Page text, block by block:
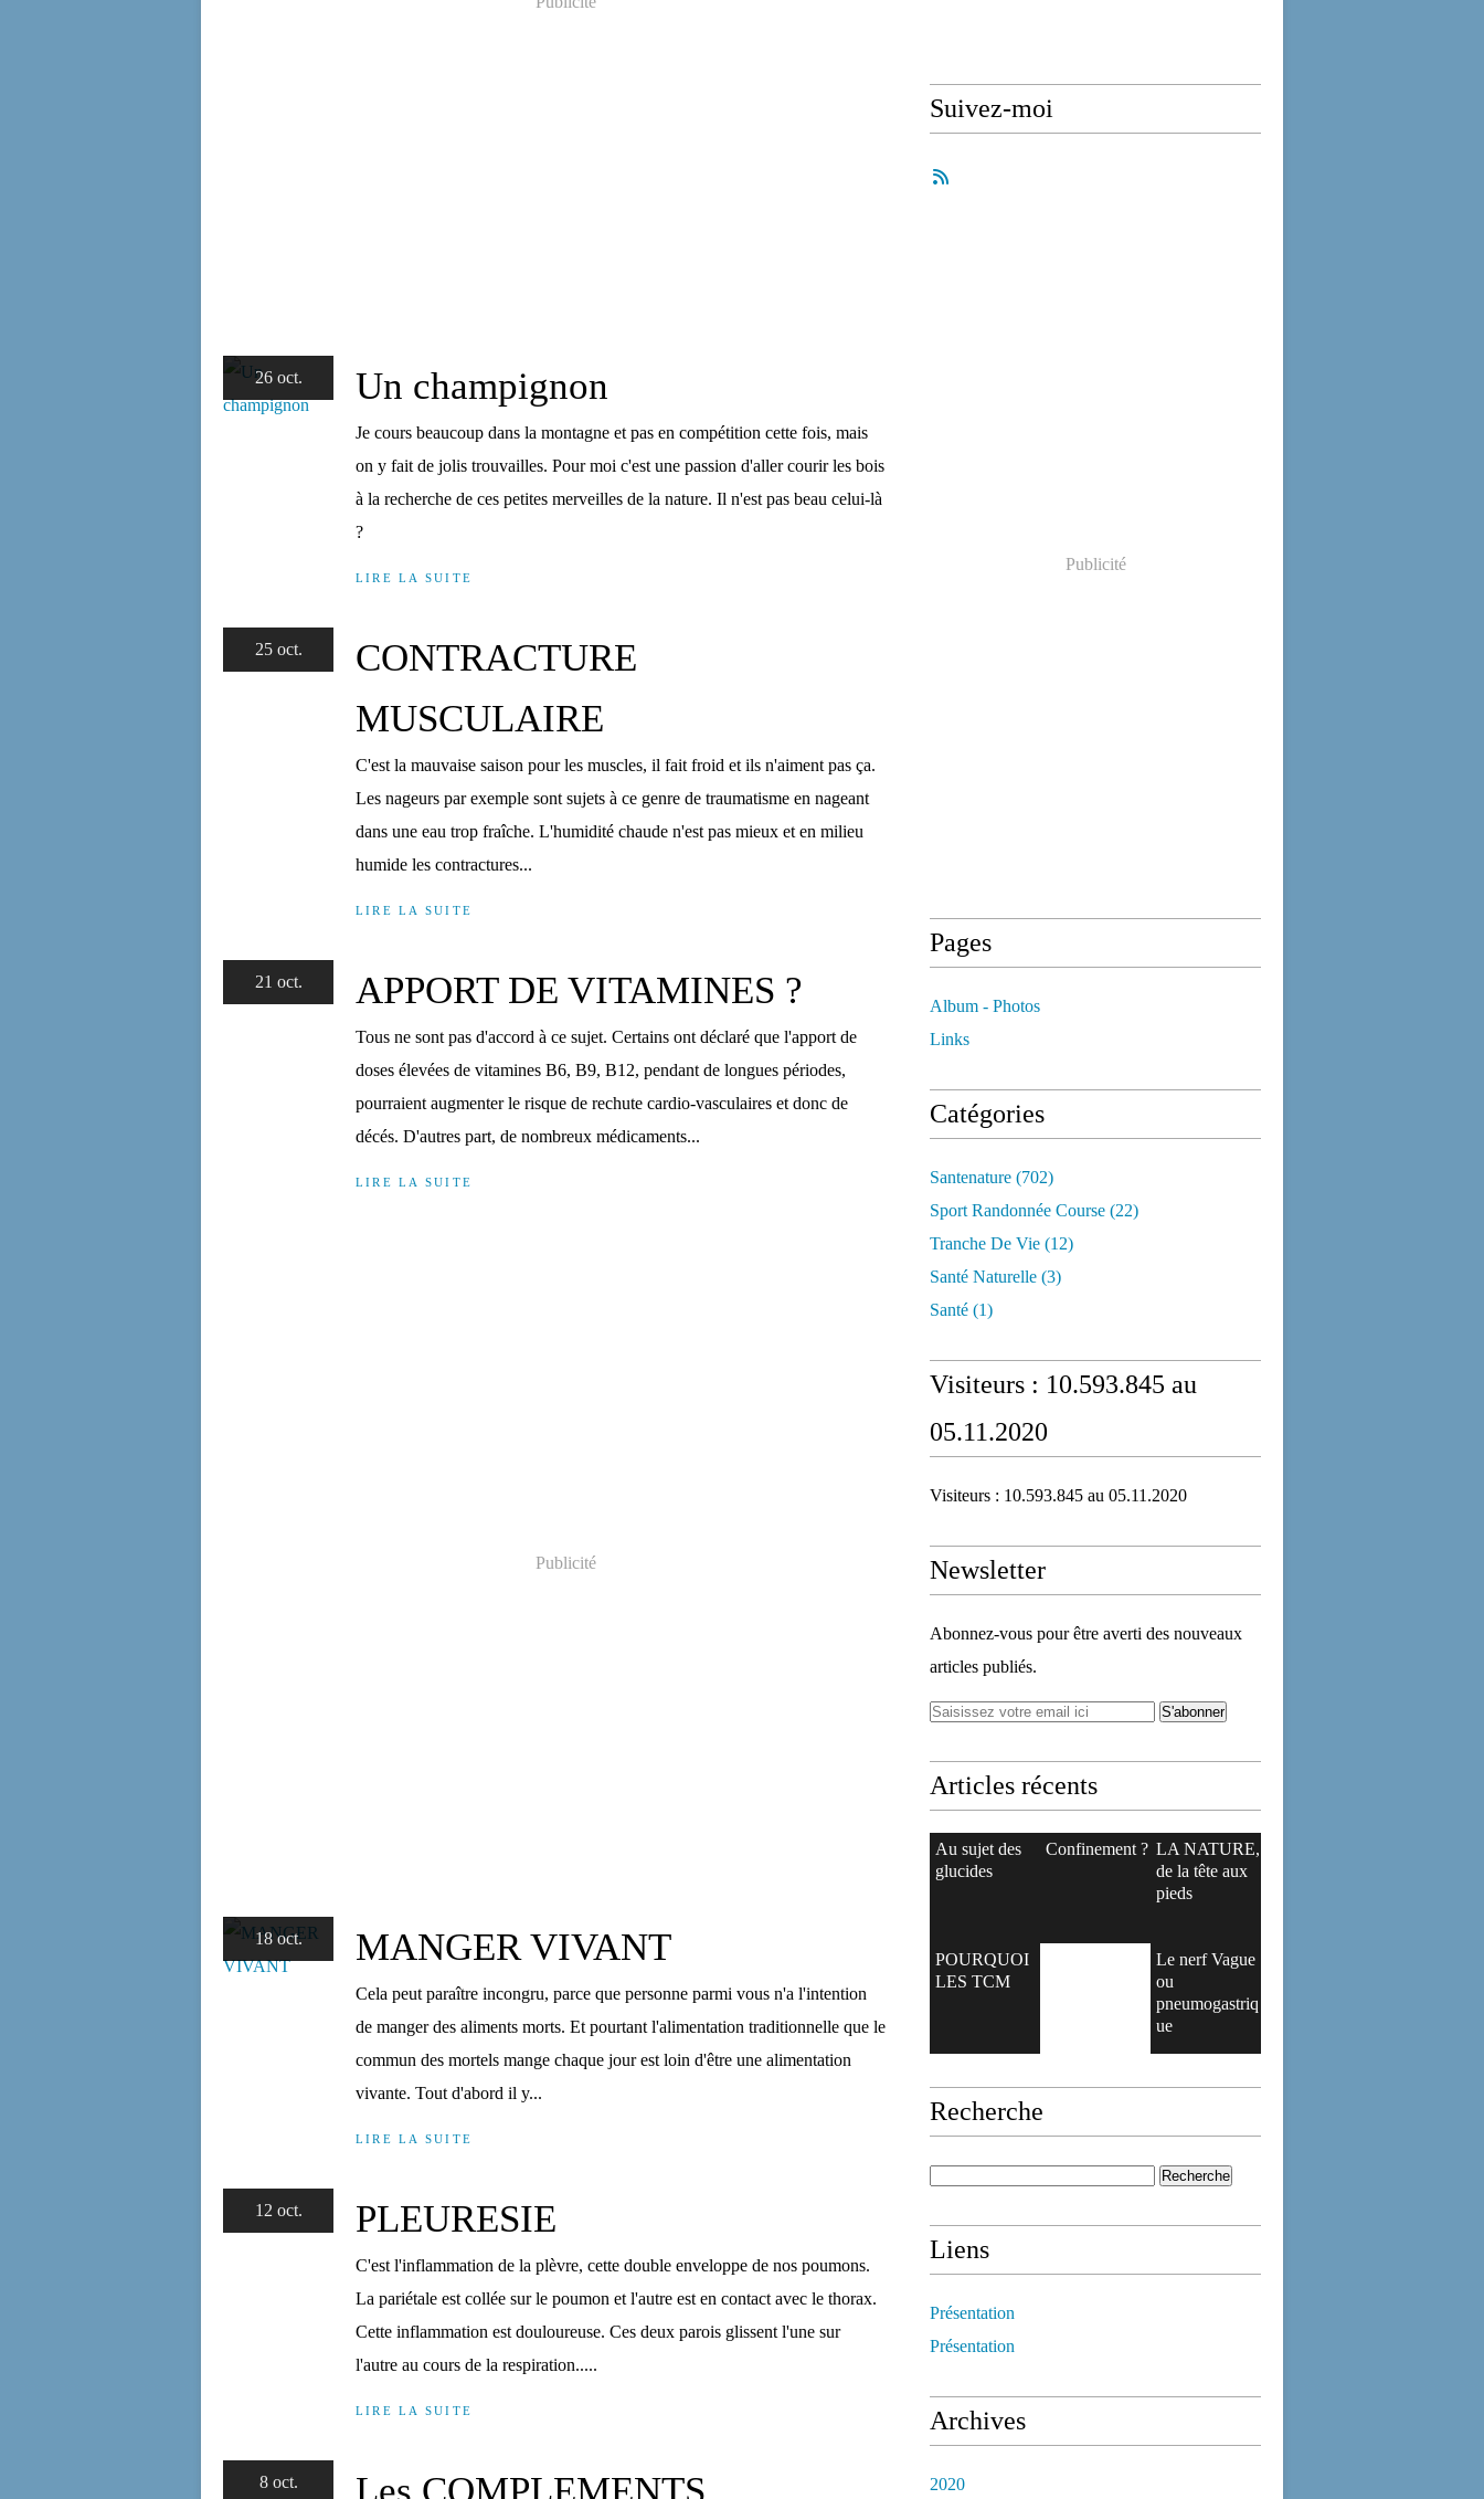
26 oct. Un champignon
Je cours beaucoup dans la montagne et pas en compétition cette fois, mais
on y fait de jolis trouvailles. Pour moi c'est une passion d'aller courir les bois
à la recherche de ces petites merveilles de la nature. Il n'est pas beau celui-là
?
LIRE LA SUITE
25 oct.
CONTRACTURE
MUSCULAIRE
C'est la mauvaise saison pour les muscles, il fait froid et ils n'aiment pas ça.
Les nageurs par exemple sont sujets à ce genre de traumatisme en nageant
dans une eau trop fraîche. L'humidité chaude n'est pas mieux et en milieu
humide les contractures...
LIRE LA SUITE
21 oct. APPORT DE VITAMINES ?
Tous ne sont pas d'accord à ce sujet. Certains ont déclaré que l'apport de
doses élevées de vitamines B6, B9, B12, pendant de longues périodes,
pourraient augmenter le risque de rechute cardio-vasculaires et donc de
décés. D'autres part, de nombreux médicaments...
LIRE LA SUITE
Publicité
18 oct. MANGER VIVANT
Cela peut paraître incongru, parce que personne parmi vous n'a l'intention
de manger des aliments morts. Et pourtant l'alimentation traditionnelle que le
commun des mortels mange chaque jour est loin d'être une alimentation
vivante. Tout d'abord il y...
LIRE LA SUITE
12 oct. PLEURESIE
C'est l'inflammation de la plèvre, cette double enveloppe de nos poumons.
La pariétale est collée sur le poumon et l'autre est en contact avec le thorax.
Cette inflammation est douloureuse. Ces deux parois glissent l'une sur
l'autre au cours de la respiration.....
LIRE LA SUITE
8 oct.
Suivez-moi
Publicité
Pages
Album - Photos
Links
Catégories
Santenature (702)
Sport Randonnée Course (22)
Tranche De Vie (12)
Santé Naturelle (3)
Santé (1)
Visiteurs : 10.593.845 au
05.11.2020
Visiteurs : 10.593.845 au 05.11.2020
Newsletter
Abonnez-vous pour être averti des nouveaux
articles publiés.
Articles récents
Au sujet des
glucides
Confinement ? LA NATURE,
de la tête aux
pieds
POURQUOI
LES TCM
Le nerf Vague
ou
pneumogastriq
ue
Recherche
Liens
Présentation
Présentation
Archives
2020